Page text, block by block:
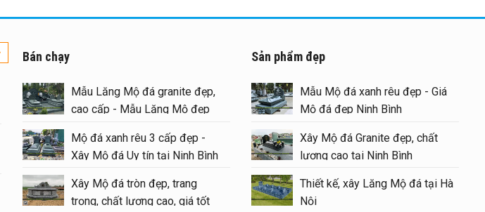
Bán chạy
Mẫu Lăng Mộ đá granite đẹp,
cao cấp - Mẫu Lăng Mộ đẹp
Mộ đá xanh rêu 3 cấp đẹp -
Xây Mộ đá Uy tín tại Ninh Bình
Xây Mộ đá tròn đẹp, trang
trọng, chất lượng cao, giá tốt
Sản phẩm đẹp
Mẫu Mộ đá xanh rêu đẹp - Giá
Mộ đá đẹp Ninh Bình
Xây Mộ đá Granite đẹp, chất
lượng cao tại Ninh Bình
Thiết kế, xây Lăng Mộ đá tại Hà
Nội